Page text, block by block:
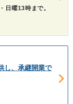
日曜13時まで。
し、承継開業で